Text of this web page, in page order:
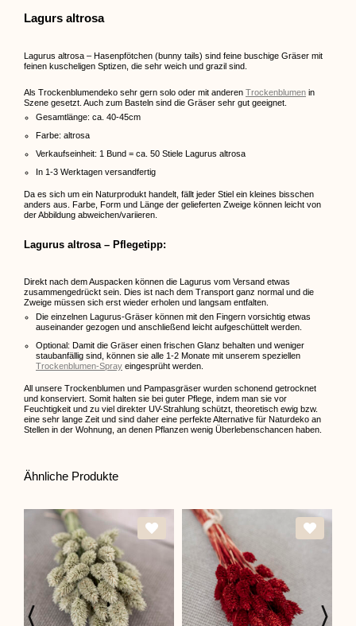
Lagurs altrosa
Lagurus altrosa – Hasenpfötchen (bunny tails) sind feine buschige Gräser mit
feinen kuscheligen Sptizen, die sehr weich und grazil sind.
Als Trockenblumendeko sehr gern solo oder mit anderen Trockenblumen in
Szene gesetzt. Auch zum Basteln sind die Gräser sehr gut geeignet.
Gesamtlänge: ca. 40-45cm
Farbe: altrosa
Verkaufseinheit: 1 Bund = ca. 50 Stiele Lagurus altrosa
In 1-3 Werktagen versandfertig
Da es sich um ein Naturprodukt handelt, fällt jeder Stiel ein kleines bisschen
anders aus. Farbe, Form und Länge der gelieferten Zweige können leicht von
der Abbildung abweichen/variieren.
Lagurus altrosa – Pflegetipp:
Direkt nach dem Auspacken können die Lagurus vom Versand etwas
zusammengedrückt sein. Dies ist nach dem Transport ganz normal und die
Zweige müssen sich erst wieder erholen und langsam entfalten.
Die einzelnen Lagurus-Gräser können mit den Fingern vorsichtig etwas
auseinander gezogen und anschließend leicht aufgeschüttelt werden.
Optional: Damit die Gräser einen frischen Glanz behalten und weniger
staubanfällig sind, können sie alle 1-2 Monate mit unserem speziellen
Trockenblumen-Spray eingesprüht werden.
All unsere Trockenblumen und Pampasgräser wurden schonend getrocknet
und konserviert. Somit halten sie bei guter Pflege, indem man sie vor
Feuchtigkeit und zu viel direkter UV-Strahlung schützt, theoretisch ewig bzw.
eine sehr lange Zeit und sind daher eine perfekte Alternative für Naturdeko an
Stellen in der Wohnung, an denen Pflanzen wenig Überlebenschancen haben.
Ähnliche Produkte